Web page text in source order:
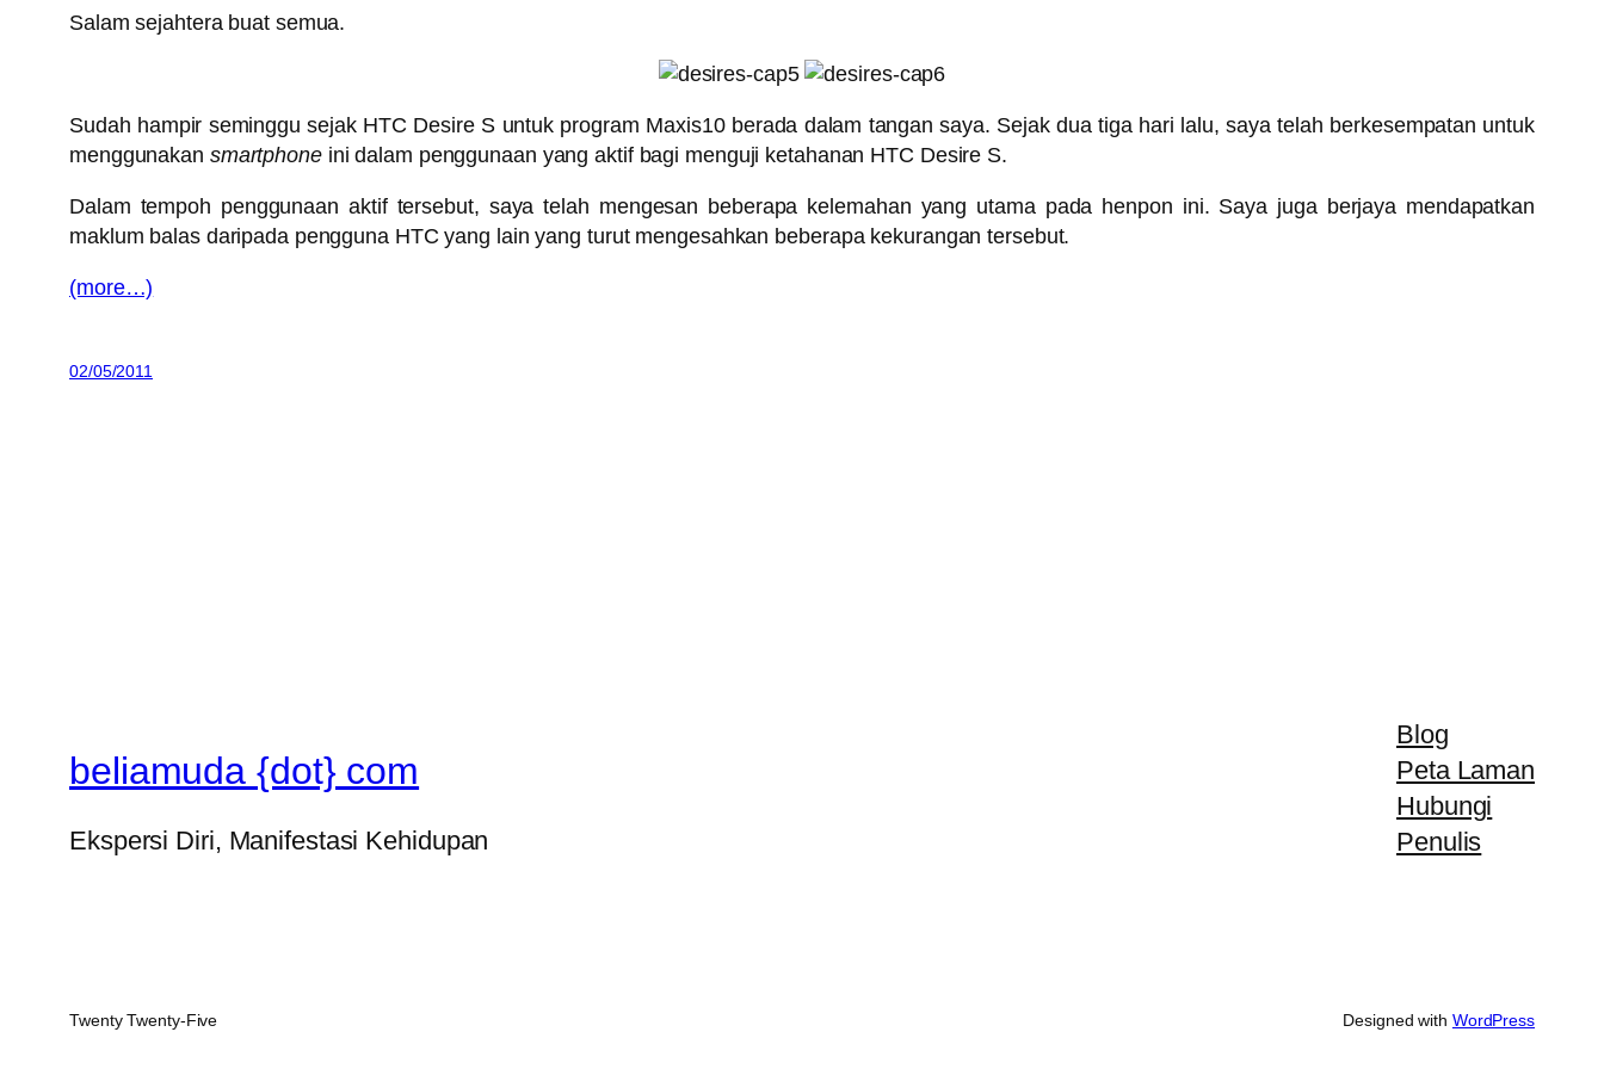
Salam sejahtera buat semua.
Sudah hampir seminggu sejak HTC Desire S untuk program Maxis10 berada dalam tangan saya. Sejak dua tiga hari lalu, saya telah berkesempatan untuk
menggunakan smartphoneini dalam penggunaan yang aktif bagi menguji ketahanan HTC Desire S.
Dalam tempoh penggunaan aktif tersebut, saya telah mengesan beberapa kelemahan yang utama pada henpon ini. Saya juga berjaya mendapatkan
maklum balas daripada pengguna HTC yang lain yang turut mengesahkan beberapa kekurangan tersebut.
(more…)
02/05/2011
beliamuda {dot} com
Ekspersi Diri, Manifestasi Kehidupan
Blog
Peta Laman
Hubungi
Penulis
Twenty Twenty-Five Designed with WordPress